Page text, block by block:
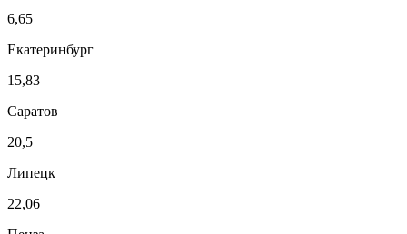
6,65
Екатеринбург
15,83
Саратов
20,5
Липецк
22,06